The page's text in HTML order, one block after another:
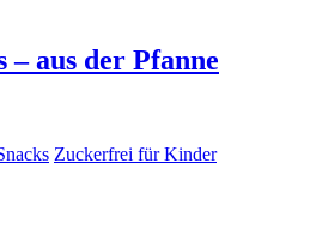
aus der Pfanne
Zuckerfrei für Kinder